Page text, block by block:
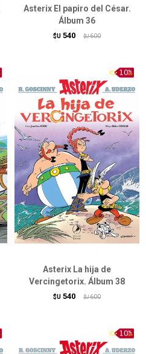
Asterix El papiro del César.
Álbum 36
$U 540 $U 600
Asterix La hija de
Vercingetorix. Álbum 38
$U 540 $U 600